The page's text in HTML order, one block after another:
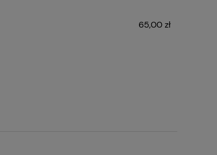
65,00 zł